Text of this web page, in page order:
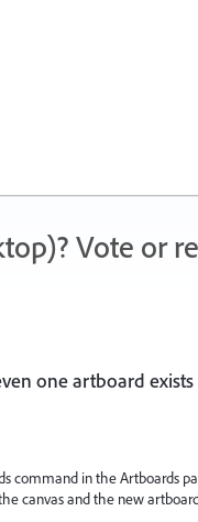
Vote or
one artboard
command in the Artboards
canvas and the new